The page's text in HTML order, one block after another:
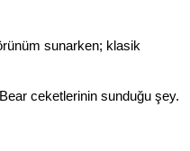
sunarken; klasik
ceketlerinin sunduğu şey.